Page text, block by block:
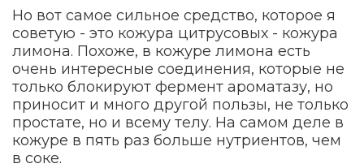
Но вот самое сильное средство, которое я
советую - это кожура цитрусовых - кожура
лимона. Похоже, в кожуре лимона есть
очень интересные соединения, которые не
только блокируют фермент ароматазу, но
приносит и много другой пользы, не только
простате, но и всему телу. На самом деле в
кожуре в пять раз больше нутриентов, чем
в соке.